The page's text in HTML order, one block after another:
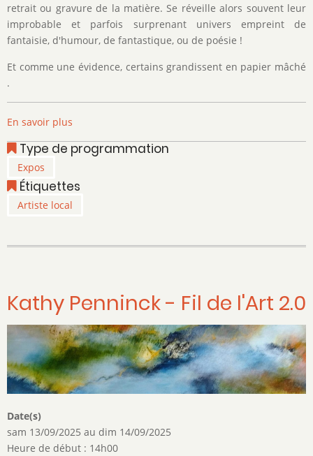
retrait ou gravure de la matière. Se réveille alors souvent leur
improbable et parfois surprenant univers empreint de
fantaisie, d'humour, de fantastique, ou de poésie !
Et comme une évidence, certains grandissent en papier mâché
.
En savoir plus
Schotte
Fil
Type de programmation
Expos
Étiquettes
Artiste local
Kathy Penninck - Fil de l'Art 2.0
Date(s)
sam 13/09/2025 au dim 14/09/2025
Heure de début : 14h00